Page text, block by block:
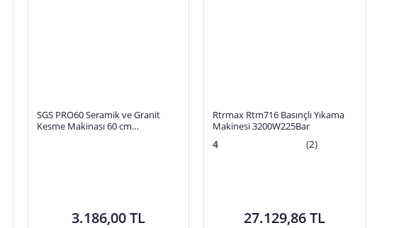
SGS PRO60 Seramik ve Granit
Kesme Makinası 60 cm
3.186,00 TL
Rtrmax Rtm716 Basınçlı Yıkama
Makinesi 3200W225Bar
4 (2)
27.129,86 TL